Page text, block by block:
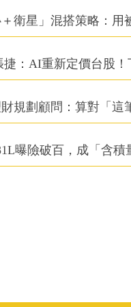
衛星」混搭策略：用
捷：AI重新定價台股
規劃顧問：算對「這
曝險破百，成「含積